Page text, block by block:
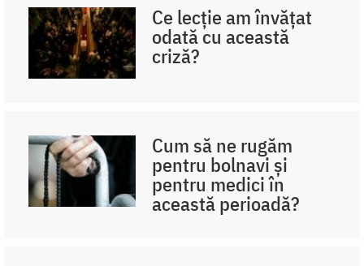
Ce lecție am învățat
odată cu această
criză?
Cum să ne rugăm
pentru bolnavi și
pentru medici în
această perioadă?